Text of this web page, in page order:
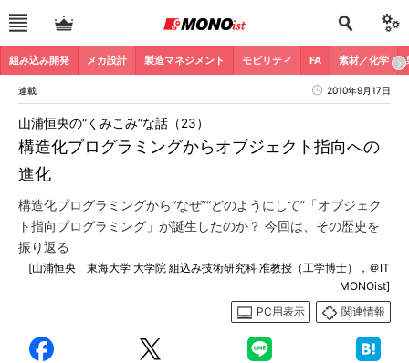
組み込み開発 メカ設計 製造マネジメント モビリティ FA 素材／化学
連載 2010年9月17日
構造化プログラミングからオブジェクト指向への
進化
山浦恒央の“くみこみ”な話（23）
構造化プログラミングから“なぜ”“どのようにして”「オブジェク
ト指向プログラミング」が誕生したのか？ 今回は、その歴史を
振り返る
[山浦恒央 東海大学 大学院 組込み技術研究科 准教授（工学博士），＠IT
MONOist]
PC用表示
関連情報